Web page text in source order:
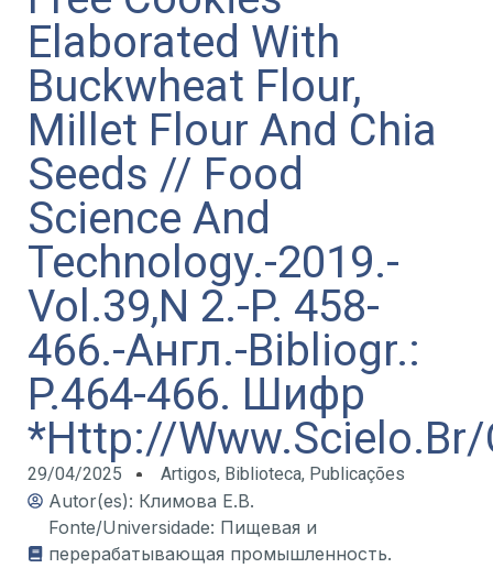
Elaborated With
Buckwheat Flour,
Millet Flour And Chia
Seeds // Food
Science And
Technology.-2019.-
Vol.39,N 2.-P. 458-
466.-Англ.-Bibliogr.:
P.464-466. Шифр
*Http://
29/04/2025 Artigos, Biblioteca, Publicações
Autor(es): Климова Е.В.
Fonte/Universidade: Пищевая и
перерабатывающая промышленность.